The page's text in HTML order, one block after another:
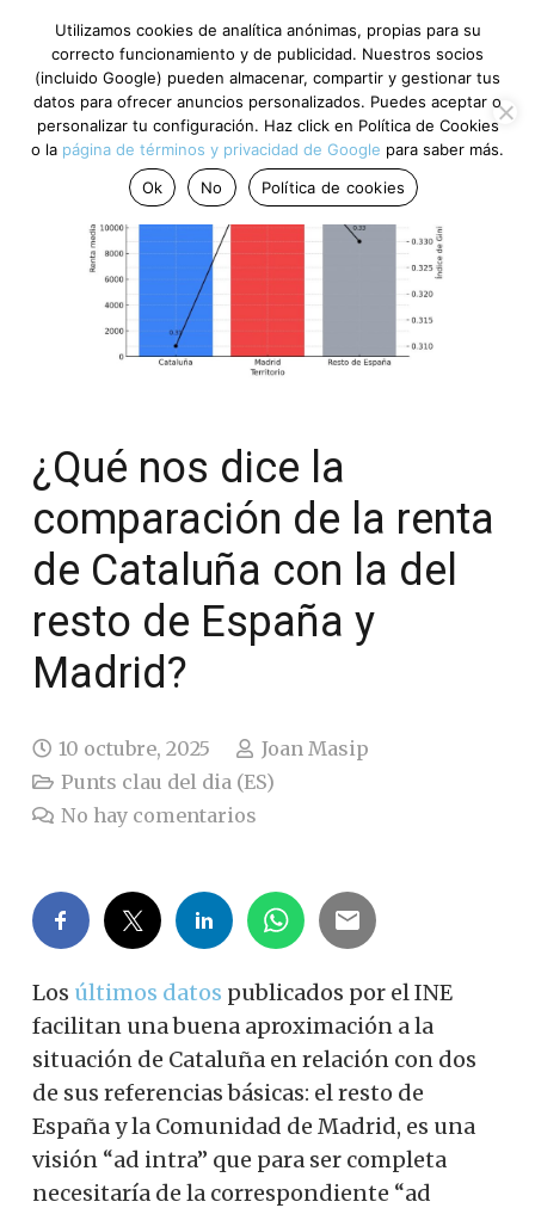
¿Qué nos dice la
comparación de la renta
de Cataluña con la del
resto de España y
Madrid?
10 octubre, 2025
Joan Masip
Punts clau del dia (ES)
No hay comentarios
Los últimos datos publicados por el INE
facilitan una buena aproximación a la
situación de Cataluña en relación con dos
de sus referencias básicas: el resto de
España y la Comunidad de Madrid, es una
visión “ad intra” que para ser completa
necesitaría de la correspondiente “ad
Utilizamos cookies de analítica anónimas, propias para su
correcto funcionamiento y de publicidad. Nuestros socios
(incluido Google) pueden almacenar, compartir y gestionar tus
datos para ofrecer anuncios personalizados. Puedes aceptar o
personalizar tu configuración. Haz click en Política de Cookies
o la página de términos y privacidad de Google para saber más.
Ok
No Política de cookies